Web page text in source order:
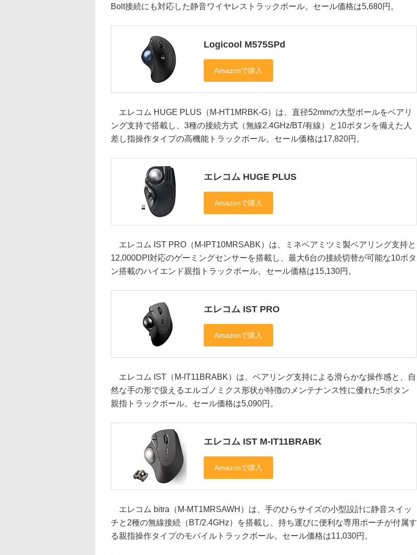
Bolt接続にも対応した静音ワイヤレストラックボール。セール価格は5,680円。
Logicool M575SPd
エレコム HUGE PLUS（M-HT1MRBK-G）は、直径52mmの大型ボールをベアリ
ング支持で搭載し、3種の接続方式（無線2.4GHz/BT/有線）と10ボタンを備えた人
差し指操作タイプの高機能トラックボール。セール価格は17,820円。
エレコム HUGE PLUS
エレコム IST PRO（M-IPT10MRSABK）は、ミネベアミツミ製ベアリング支持と
12,000DPI対応のゲーミングセンサーを搭載し、最大6台の接続切替が可能な10ボタ
ン搭載のハイエンド親指トラックボール。セール価格は15,130円。
エレコム IST PRO
エレコム IST（M-IT11BRABK）は、ベアリング支持による滑らかな操作感と、自
然な手の形で扱えるエルゴノミクス形状が特徴のメンテナンス性に優れた5ボタン
親指トラックボール。セール価格は5,090円。
エレコム IST M-IT11BRABK
エレコム bitra（M-MT1MRSAWH）は、手のひらサイズの小型設計に静音スイッ
チと2種の無線接続（BT/2.4GHz）を搭載し、持ち運びに便利な専用ポーチが付属す
る親指操作タイプのモバイルトラックボール。セール価格は11,030円。